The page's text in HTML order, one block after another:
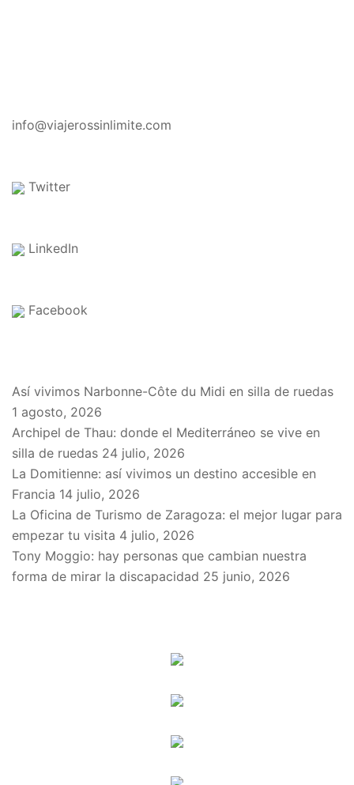
info@viajerossinlimite.com
Twitter
LinkedIn
Facebook
Así vivimos Narbonne-Côte du Midi en silla de ruedas
1 agosto, 2026
Archipel de Thau: donde el Mediterráneo se vive en
silla de ruedas 24 julio, 2026
La Domitienne: así vivimos un destino accesible en
Francia 14 julio, 2026
La Oficina de Turismo de Zaragoza: el mejor lugar para
empezar tu visita 4 julio, 2026
Tony Moggio: hay personas que cambian nuestra
forma de mirar la discapacidad 25 junio, 2026